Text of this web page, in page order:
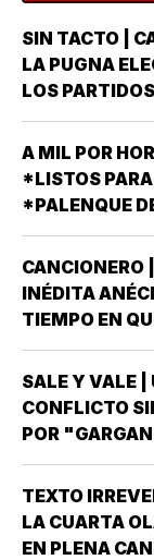
SIN TACTO |
LA PUGNA
LOS
ARMAS MÁS
LA JORNADA
ENTRANTE
ELEGIR…
A MIL POR
*LISTOS
*PALENQUE
CANCIONERO
INÉDITA
TIEMPO EN
LLAMADO
DEL
SOLAMENTE
CALIDAD DE…
SALE Y VALE |
CONFLICTO
POR
GOBIERNO
POPULAR
LAS MANOS
TEXTO
LA CUARTA
EN PLENA